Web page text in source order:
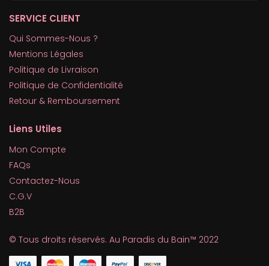
SERVICE CLIENT
Qui Sommes-Nous ?
Mentions Légales
Politique de Livraison
Politique de Confidentialité
Retour & Remboursement
Liens Utiles
Mon Compte
FAQs
Contactez-Nous
C.G.V
B2B
© Tous droits réservés. Au Paradis du Bain™ 2022